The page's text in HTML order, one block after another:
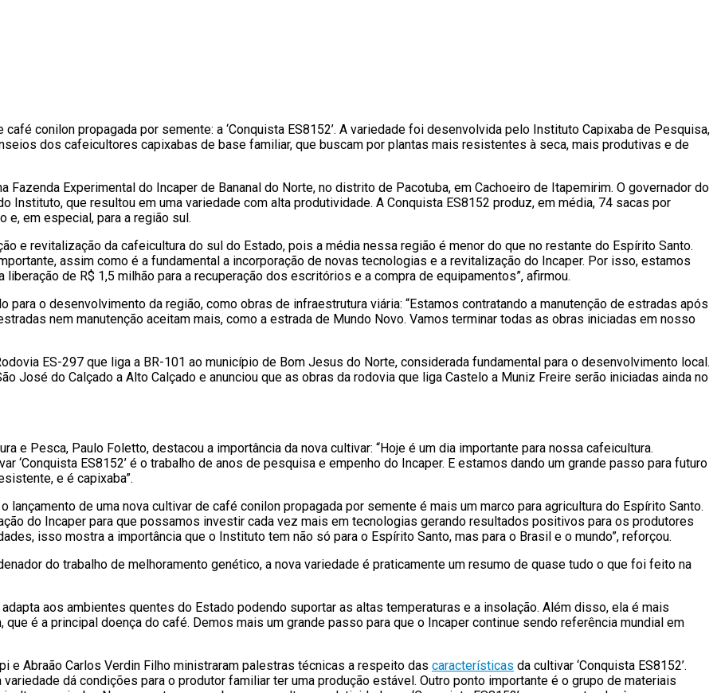
conilon propagada por semente: a ‘Conquista ES8152’. A variedade foi desenvolvida pelo Instituto Capixaba de Pesquisa,
dos cafeicultores capixabas de base familiar, que buscam por plantas mais resistentes à seca, mais produtivas e de
Experimental do Incaper de Bananal do Norte, no distrito de Pacotuba, em Cachoeiro de Itapemirim. O governador do
Instituto, que resultou em uma variedade com alta produtividade. A Conquista ES8152 produz, em média, 74 sacas por
e, em especial, para a região sul.
e revitalização da cafeicultura do sul do Estado, pois a média nessa região é menor do que no restante do Espírito Santo.
assim como é a fundamental a incorporação de novas tecnologias e a revitalização do Incaper. Por isso, estamos
de R$ 1,5 milhão para a recuperação dos escritórios e a compra de equipamentos”, afirmou.
para o desenvolvimento da região, como obras de infraestrutura viária: “Estamos contratando a manutenção de estradas após
nem manutenção aceitam mais, como a estrada de Mundo Novo. Vamos terminar todas as obras iniciadas em nosso
ES-297 que liga a BR-101 ao município de Bom Jesus do Norte, considerada fundamental para o desenvolvimento local.
José do Calçado a Alto Calçado e anunciou que as obras da rodovia que liga Castelo a Muniz Freire serão iniciadas ainda no
e Pesca, Paulo Foletto, destacou a importância da nova cultivar: “Hoje é um dia importante para nossa cafeicultura.
‘Conquista ES8152’ é o trabalho de anos de pesquisa e empenho do Incaper. E estamos dando um grande passo para futuro
e é capixaba”.
lançamento de uma nova cultivar de café conilon propagada por semente é mais um marco para agricultura do Espírito Santo.
do Incaper para que possamos investir cada vez mais em tecnologias gerando resultados positivos para os produtores
isso mostra a importância que o Instituto tem não só para o Espírito Santo, mas para o Brasil e o mundo”, reforçou.
do trabalho de melhoramento genético, a nova variedade é praticamente um resumo de quase tudo o que foi feito na
aos ambientes quentes do Estado podendo suportar as altas temperaturas e a insolação. Além disso, ela é mais
é a principal doença do café. Demos mais um grande passo para que o Incaper continue sendo referência mundial em
e Abraão Carlos Verdin Filho ministraram palestras técnicas a respeito das características da cultivar ‘Conquista ES8152’.
dá condições para o produtor familiar ter uma produção estável. Outro ponto importante é o grupo de materiais